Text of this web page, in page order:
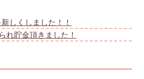
しくしました！！
れ貯金頂きました！